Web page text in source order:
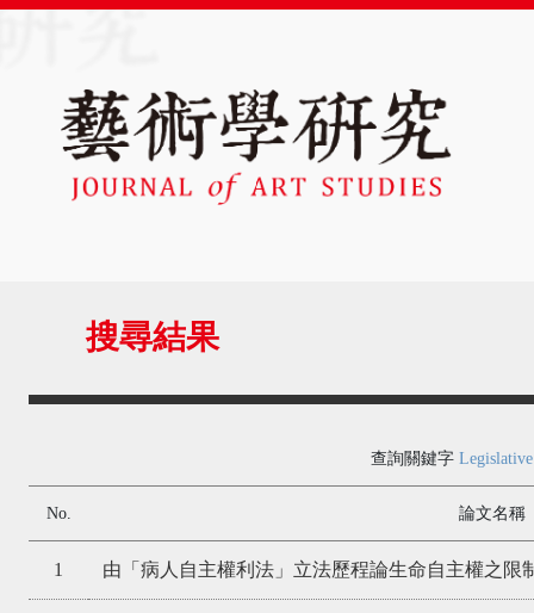
搜尋結果
查詢關鍵字
No. 論文名稱
1 由「病人自主權利法」立法歷程論生命自主權之限